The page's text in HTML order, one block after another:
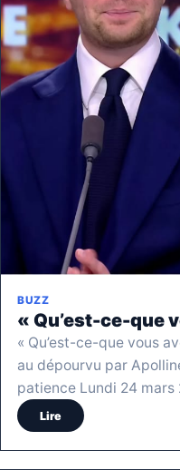
BUZZ
« Qu’est-ce-que
« Qu’est-ce-que vous
au dépourvu par
patience Lundi 24 mars
Lire